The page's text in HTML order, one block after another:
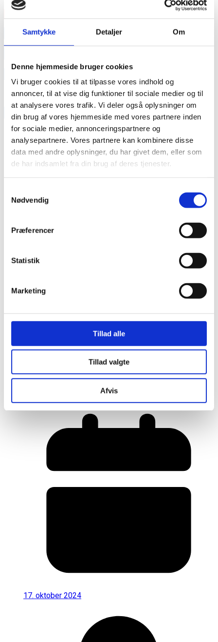
Samtykke Detaljer Om
Denne hjemmeside bruger cookies
Vi bruger cookies til at tilpasse vores indhold og
annoncer, til at vise dig funktioner til sociale medier og til
at analysere vores trafik. Vi deler også oplysninger om
din brug af vores hjemmeside med vores partnere inden
for sociale medier, annonceringspartnere og
analysepartnere. Vores partnere kan kombinere disse
data med andre oplysninger, du har givet dem, eller som
de har indsamlet fra din brug af deres tjenester.
Nødvendig
Præferencer
Statistik
Marketing
Tillad alle
Tillad valgte
Afvis
annonce
RAINBOW BUSINESS DENMARK
Her er alle vinderne fra årets Danish
Rainbow Awards
17. oktober 2024